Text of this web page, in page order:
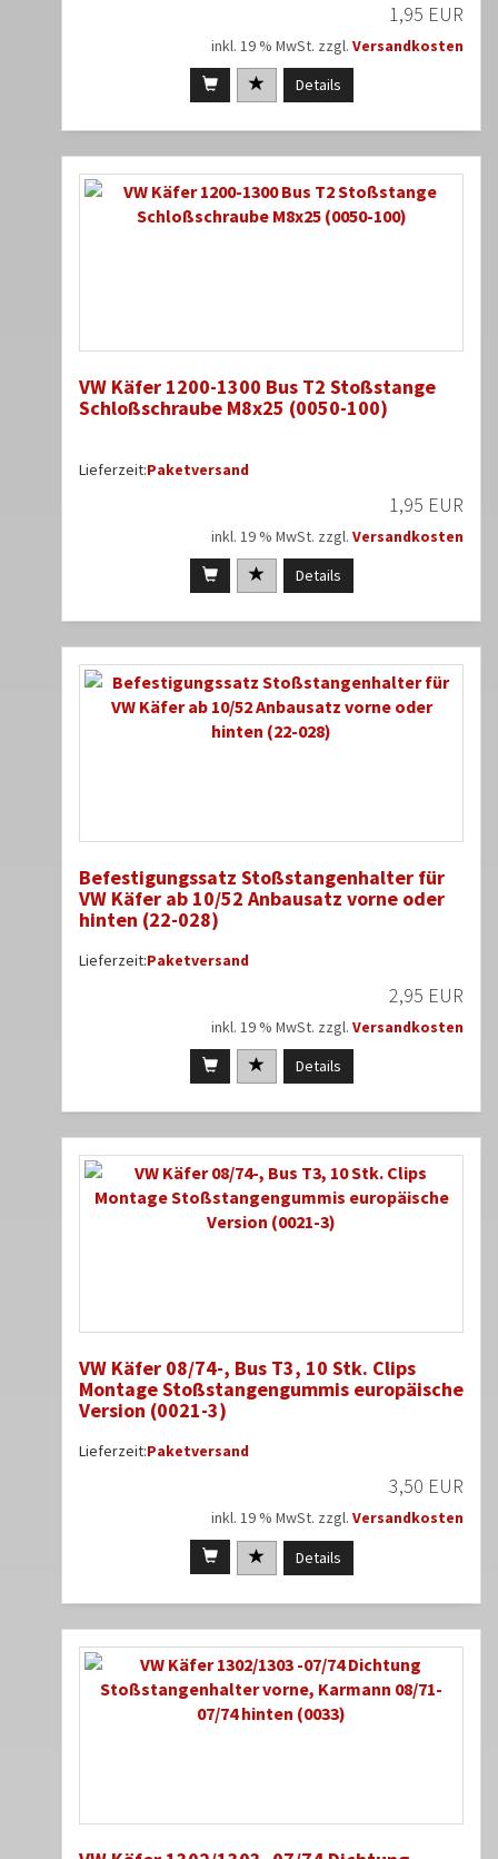
1,95 EUR
inkl. 19 % MwSt. zzgl. Versandkosten
Details
VW Käfer 1200-1300 Bus T2 Stoßstange
Schloßschraube M8x25 (0050-100)
Lieferzeit:Paketversand
1,95 EUR
inkl. 19 % MwSt. zzgl. Versandkosten
Details
Befestigungssatz Stoßstangenhalter für
VW Käfer ab 10/52 Anbausatz vorne oder
hinten (22-028)
Lieferzeit:Paketversand
2,95 EUR
inkl. 19 % MwSt. zzgl. Versandkosten
Details
VW Käfer 08/74-, Bus T3, 10 Stk. Clips
Montage Stoßstangengummis europäische
Version (0021-3)
Lieferzeit:Paketversand
3,50 EUR
inkl. 19 % MwSt. zzgl. Versandkosten
Details